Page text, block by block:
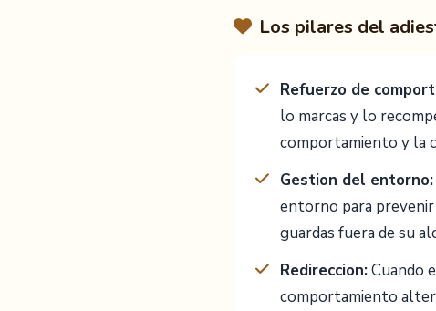
Los pilares del
Refuerzo de
lo marcas y lo
comportamiento y la
Gestion del entorno:
entorno para
guardas fuera de su
Redireccion:Cuando
comportamiento